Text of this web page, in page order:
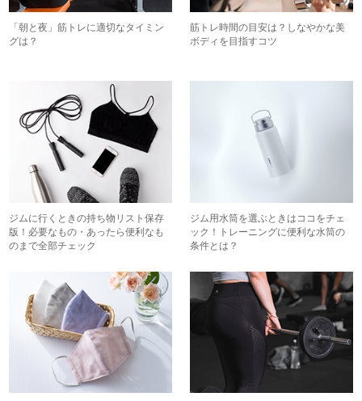
「朝と夜」筋トレに適切なタイミン
グは？
筋トレ時間の目安は？しなやかな美
ボディを目指すコツ
ジムに行くときの持ち物リスト保存
版！必要なもの・あったら便利なも
のまで全部チェック
ジム用水筒を選ぶときはココをチェ
ック！トレーニングに便利な水筒の
条件とは？